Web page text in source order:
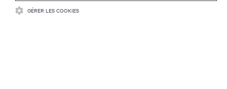
GÉRER LES COOKIES